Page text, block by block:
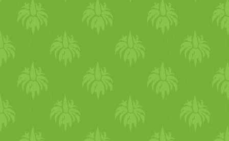
bejgli, mákos bejgli (vegán)
first appeared on